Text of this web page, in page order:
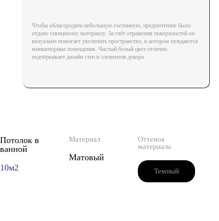
Чтобы облагородить небольшую гостинную, предпочтение было
отдано глянцевому материалу. За счёт отражения поверхностей он
визуально помогает увеличить пространство, в котором нуждаются
миниатюрные помещения. Чистый белый цвет отлично
подчёркивает дизайн стен и элементов декора.
Потолок в
ванной
10м2
Материал
Матовый
Оттенок
материала
Темный